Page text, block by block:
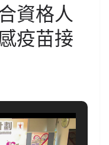
資格人
疫苗接